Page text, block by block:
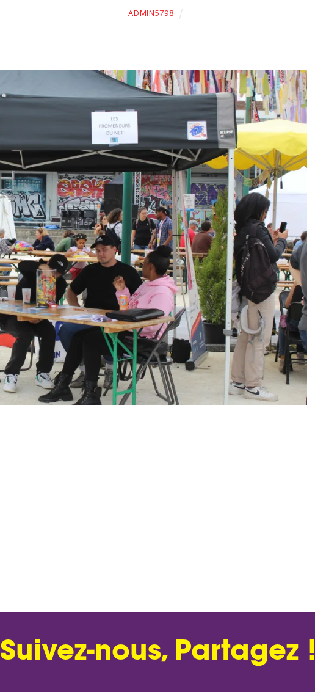
ADMIN5798
Suivez-nous, Partagez !